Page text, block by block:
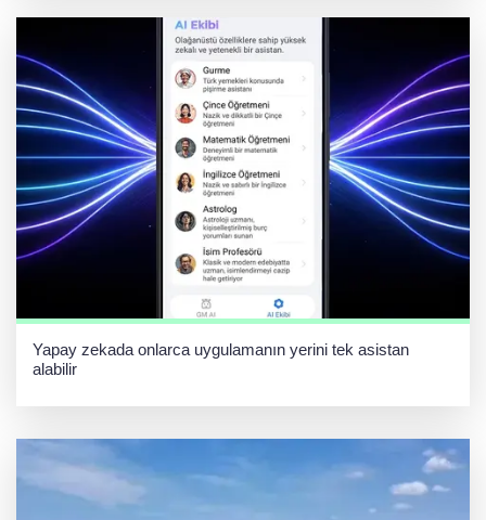
Yapay zekada onlarca uygulamanın yerini tek asistan
alabilir